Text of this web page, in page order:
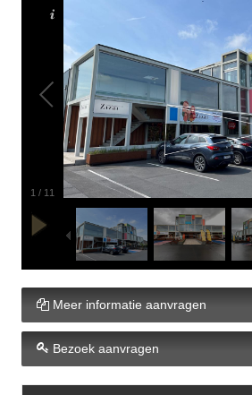
1 / 11
Meer informatie aanvragen
Bezoek aanvragen